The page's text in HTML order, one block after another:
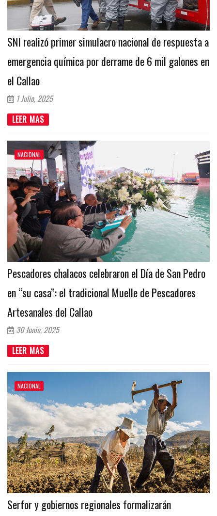
SNI realizó primer simulacro nacional de respuesta a
emergencia química por derrame de 6 mil galones en
el Callao
1 Julio, 2025
LEER MAS
NACIONAL
Pescadores chalacos celebraron el Día de San Pedro
en “su casa”: el tradicional Muelle de Pescadores
Artesanales del Callao
30 Junio, 2025
LEER MAS
NACIONAL
Serfor y gobiernos regionales formalizarán